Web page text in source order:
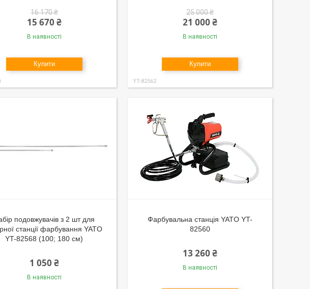
16 170 ₴
15 670 ₴
В наявності
Купити
25 000 ₴
21 000 ₴
В наявності
Купити
YT-82562
подовжувачів з 2 шт для
станції фарбування YATO
YT-82568 (100; 180 см)
1 050 ₴
В наявності
Фарбувальна станція YATO YT-
82560
13 260 ₴
В наявності